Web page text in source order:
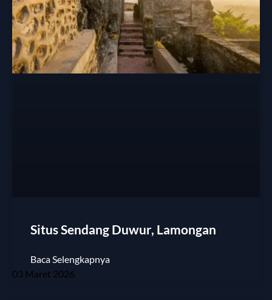
Situs Sendang Duwur, Lamongan
Baca Selengkapnya
03 Maret 2026